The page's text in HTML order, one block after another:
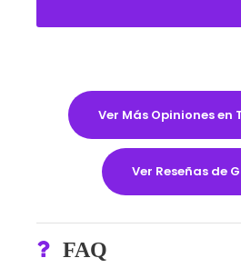
Ver Más Opiniones en
Ver Reseñas de
FAQ